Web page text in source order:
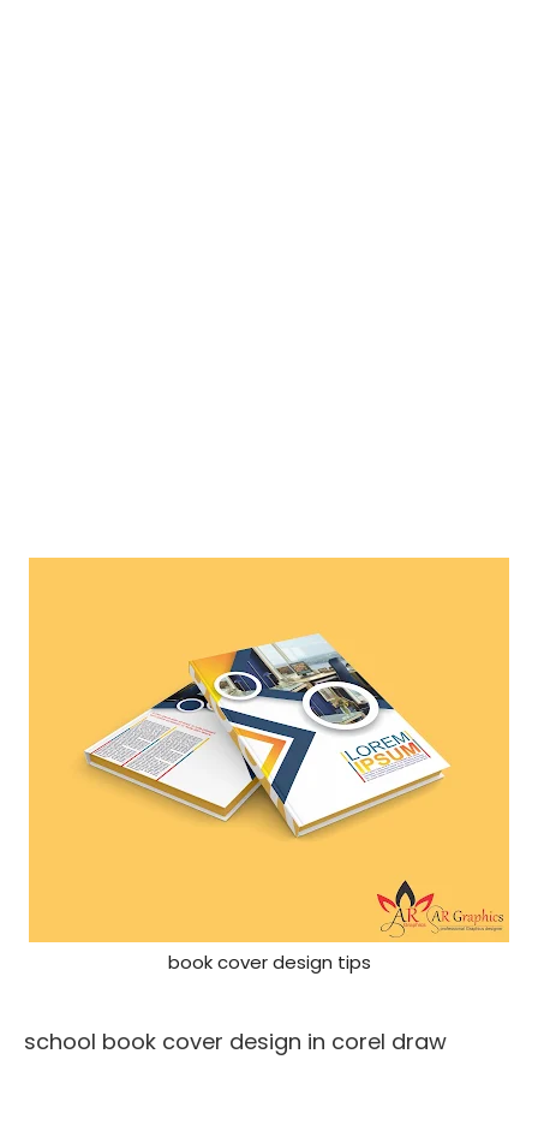
book cover design tips
school book cover design in corel draw